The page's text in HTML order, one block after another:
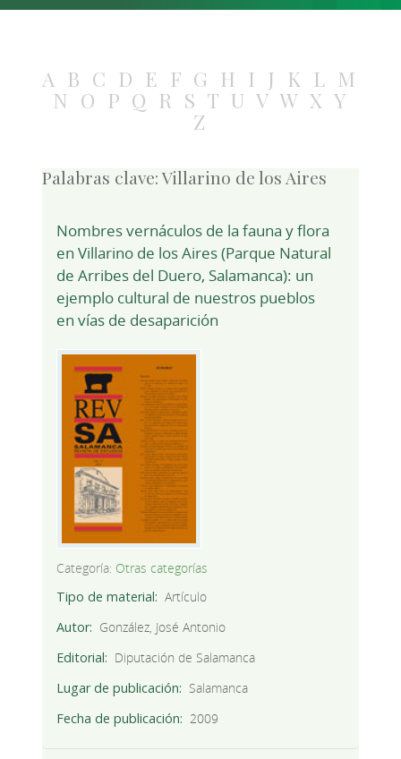
A B C D E F G H I J K L M
N O P Q R S T U V W X Y
Z
Palabras clave:Villarino de los Aires
Nombres vernáculos de la fauna y flora
en Villarino de los Aires (Parque Natural
de Arribes del Duero, Salamanca): un
ejemplo cultural de nuestros pueblos
en vías de desaparición
Categoría: Otras categorías
Tipo de material
Artículo
Autor
González, José Antonio
Editorial
Diputación de Salamanca
Lugar de publicación
Salamanca
Fecha de publicación
2009